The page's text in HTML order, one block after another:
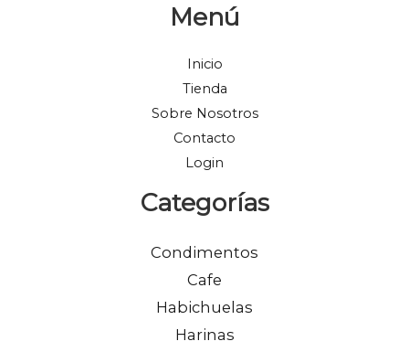
Menú
Inicio
Tienda
Sobre Nosotros
Contacto
Login
Categorías
Condimentos
Cafe
Habichuelas
Harinas